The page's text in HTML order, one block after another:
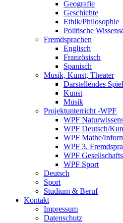
Geografie
Geschichte
Ethik/Philosophie
Politische
Fremdsprachen
Englisch
Französisch
Spanisch
Musik, Kunst, Theater
Darstellendes Spiel
Kunst
Musik
Projektunterricht -WPF
WPF
WPF Deutsch/
WPF Mathe/
WPF 3.
WPF
WPF Sport
Deutsch
Sport
Studium & Beruf
Kontakt
Impressum
Datenschutz